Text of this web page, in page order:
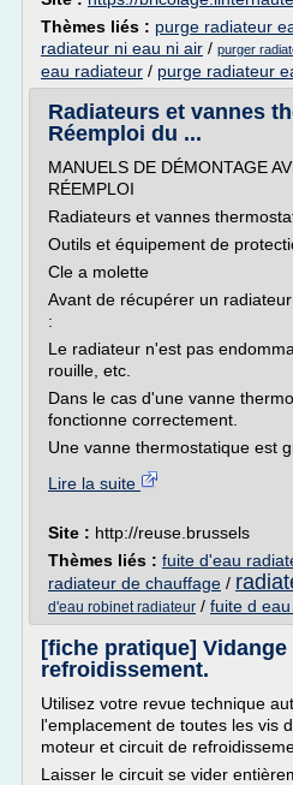
Thèmes liés : purge radiateur
radiateur ni eau ni air / purger
eau radiateur / purge radiateur
Radiateurs et vannes
Réemploi du ...
MANUELS DE DÉMONTAGE
RÉEMPLOI
Radiateurs et vannes
Outils et équipement de
Cle a molette
Avant de récupérer un
:
Le radiateur n'est pas
rouille, etc.
Dans le cas d'une vanne
fonctionne correctement.
Une vanne thermostatique est
Lire la suite
Site : http://reuse.brussels
Thèmes liés : fuite d'eau
radiateur de chauffage /
d'eau robinet radiateur / fuite d
[fiche pratique]
refroidissement.
Utilisez votre revue technique
l'emplacement de toutes les vis
moteur et circuit de
Laisser le circuit se vider